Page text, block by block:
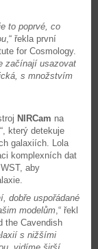
to poprvé, co
,“ řekla první
for Cosmology.
začínají usazovat
s množstvím
NIRCam na
který detekuje
galaxiích. Lola
komplexních dat
aby
dobře uspořádané
modelům ,“ řekl
the Cavendish
s nižšími